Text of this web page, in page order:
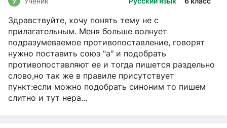
Здравствуйте, хочу понять тему не с
прилагательным. Меня больше волнует
подразумеваемое противопоставление, говорят
нужно поставить союз "а" и подобрать
противопоставляют ее и тогда пишется раздельно
слово,но так же в правиле присутствует
пункт:если можно подобрать синоним то пишем
слитно и тут нера...